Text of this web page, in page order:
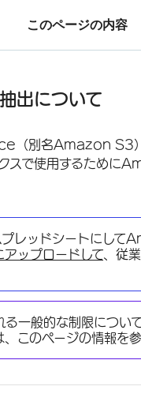
このページの内容
定
出について
名Amazon S3）は
スで使用するために
レッドシートにして
アップロードして 、従
一般的な制限について
このページの情報を参